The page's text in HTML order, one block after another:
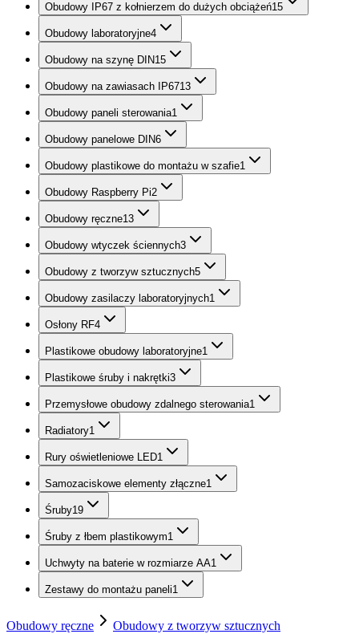
Obudowy IP67 z kołnierzem do dużych obciążeń15
Obudowy laboratoryjne4
Obudowy na szynę DIN15
Obudowy na zawiasach IP6713
Obudowy paneli sterowania1
Obudowy panelowe DIN6
Obudowy plastikowe do montażu w szafie1
Obudowy Raspberry Pi2
Obudowy ręczne13
Obudowy wtyczek ściennych3
Obudowy z tworzyw sztucznych5
Obudowy zasilaczy laboratoryjnych1
Osłony RF4
Plastikowe obudowy laboratoryjne1
Plastikowe śruby i nakrętki3
Przemysłowe obudowy zdalnego sterowania1
Radiatory1
Rury oświetleniowe LED1
Samozaciskowe elementy złączne1
Śruby19
Śruby z łbem plastikowym1
Uchwyty na baterie w rozmiarze AA1
Zestawy do montażu paneli1
Obudowy ręczne Obudowy z tworzyw sztucznych